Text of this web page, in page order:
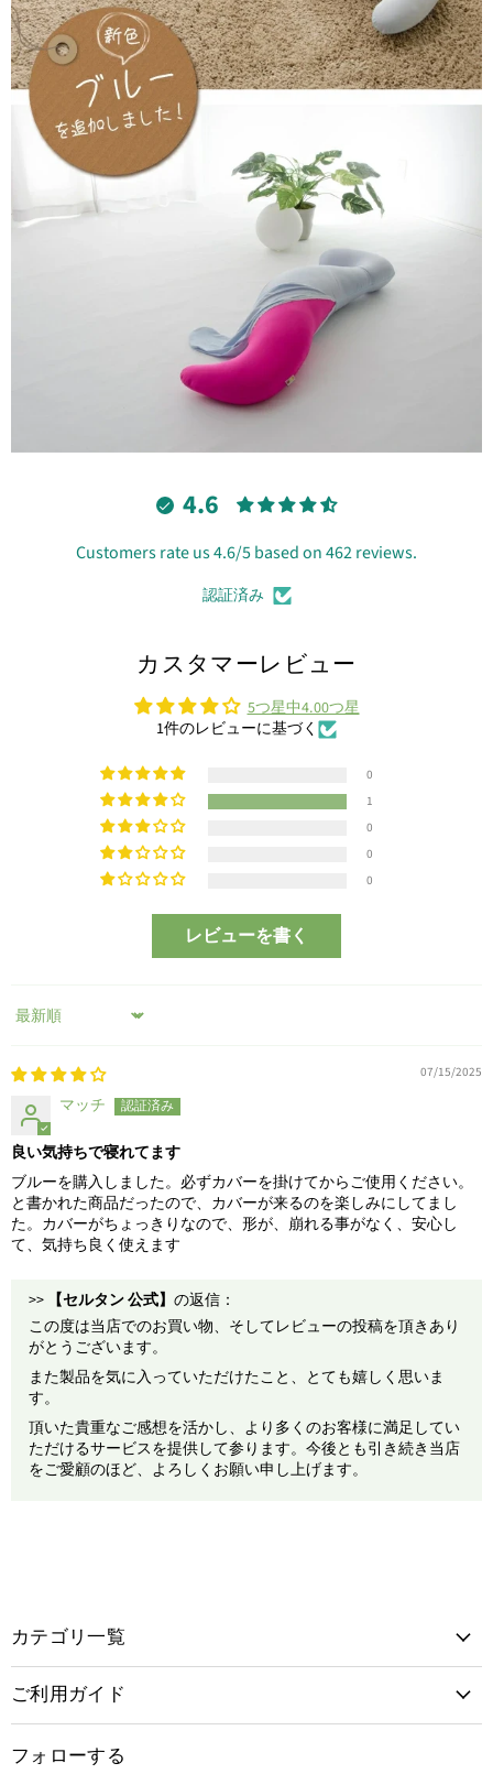
4.6
Customers rate us 4.6/5 based on 462 reviews.
認証済み
カスタマーレビュー
5つ星中4.00つ星
1件のレビューに基づく
0
1
0
0
0
レビューを書く
Sort by
07/15/2025
マッチ
良い気持ちで寝れてます
ブルーを購入しました。必ずカバーを掛けてからご使用ください。
と書かれた商品だったので、カバーが来るのを楽しみにしてまし
た。カバーがちょっきりなので、形が、崩れる事がなく、安心し
て、気持ち良く使えます
>> 【セルタン 公式】 の返信：
この度は当店でのお買い物、そしてレビューの投稿を頂きあり
がとうございます。
また製品を気に入っていただけたこと、とても嬉しく思いま
す。
頂いた貴重なご感想を活かし、より多くのお客様に満足してい
ただけるサービスを提供して参ります。今後とも引き続き当店
をご愛顧のほど、よろしくお願い申し上げます。
カテゴリ一覧
ご利用ガイド
フォローする